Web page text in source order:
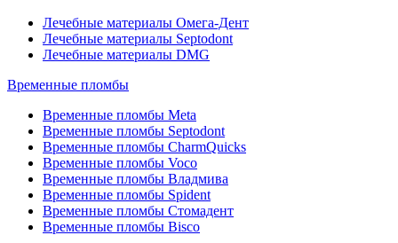
Лечебные материалы Омега-Дент
Лечебные материалы Septodont
Лечебные материалы DMG
Временные пломбы
Временные пломбы Meta
Временные пломбы Septodont
Временные пломбы CharmQuicks
Временные пломбы Voco
Временные пломбы Владмива
Временные пломбы Spident
Временные пломбы Стомадент
Временные пломбы Bisco